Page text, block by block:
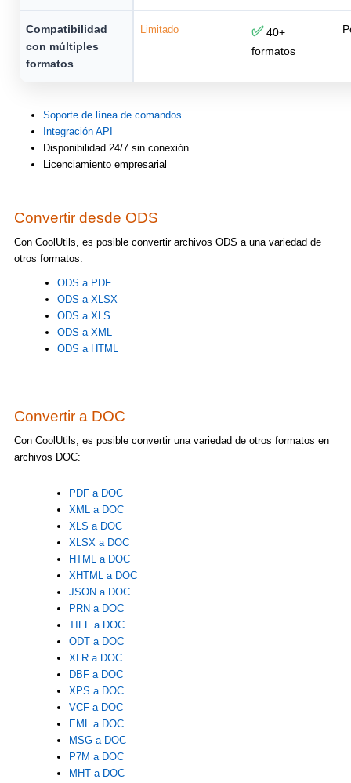
Compatibilidad
con múltiples
formatos
Limitado ✅40+
formatos
Soporte de línea de comandos
Integración API
Disponibilidad 24/7 sin conexión
Licenciamiento empresarial
Convertir desde ODS
Con CoolUtils, es posible convertir archivos ODS a una variedad de
otros formatos:
ODS a PDF
ODS a XLSX
ODS a XLS
ODS a XML
ODS a HTML
Convertir a DOC
Con CoolUtils, es posible convertir una variedad de otros formatos en
archivos DOC:
PDF a DOC
XML a DOC
XLS a DOC
XLSX a DOC
HTML a DOC
XHTML a DOC
JSON a DOC
PRN a DOC
TIFF a DOC
ODT a DOC
XLR a DOC
DBF a DOC
XPS a DOC
VCF a DOC
EML a DOC
MSG a DOC
P7M a DOC
MHT a DOC